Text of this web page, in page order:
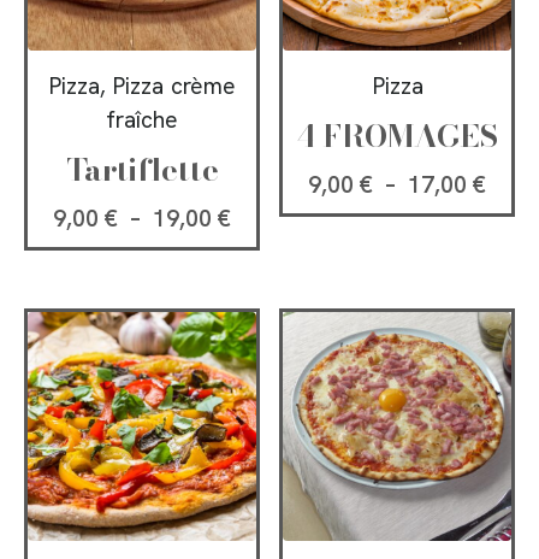
Pizza, Pizza crème
fraîche
Tartiflette
9,00 € – 19,00€
Pizza
4 FROMAGES
9,00 € – 17,00€